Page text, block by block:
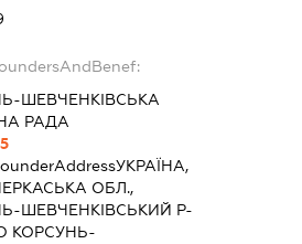
ШЕВЧЕНКІВСЬКА
РАДА
УКРАЇНА,
ОБЛ.,
ШЕВЧЕНКІВСЬКИЙ Р-
КОРСУНЬ-